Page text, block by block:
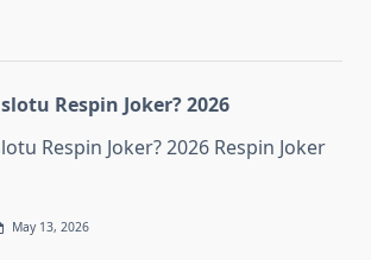
Respin Joker? 2026
Respin Joker? 2026 Respin Joker
May 13, 2026